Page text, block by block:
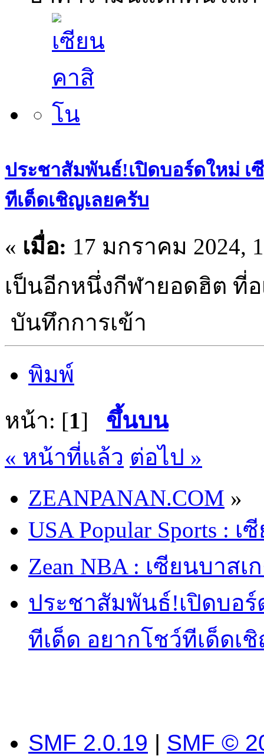
ประชาสัมพันธ์!เปิดบอร์ดใหม่ เ
ทีเด็ดเชิญเลยครับ
« เมื่อ: 17 มกราคม 2024,
เป็นอีกหนึ่งกีฬายอดฮิต ที่
บันทึกการเข้า
พิมพ์
หน้า: [1] ขึ้นบน
« หน้าที่แล้ว ต่อไป »
ZEANPANAN.COM »
USA Popular Sports :
Zean NBA : เซียนบาสเ
ประชาสัมพันธ์!เปิดบอ
ทีเด็ด อยากโชว์ทีเด็ดเ
SMF 2.0.19 | SMF ©